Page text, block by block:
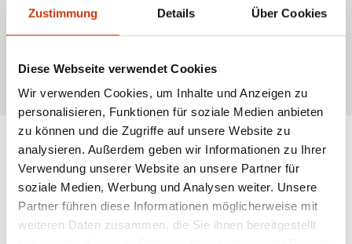
Zustimmung Details Über Cookies
Diese Webseite verwendet Cookies
Wir verwenden Cookies, um Inhalte und Anzeigen zu
personalisieren, Funktionen für soziale Medien anbieten
zu können und die Zugriffe auf unsere Website zu
analysieren. Außerdem geben wir Informationen zu Ihrer
Verwendung unserer Website an unsere Partner für
soziale Medien, Werbung und Analysen weiter. Unsere
Partner führen diese Informationen möglicherweise mit
weiteren Daten zusammen, die Sie ihnen bereitgestellt
„Schwingspitzrute“ stammt von der flexiblen, schwungvollen Bewegung der
Spitze, die auch bei wenig Widerstand gut anzeigt, wenn ein Fisch den
Köderaufgenommen hat. Diese Rutenart ermöglicht eine präzise
beschrieben
ANGESAGTE
ANGELAUSRÜSTUNG